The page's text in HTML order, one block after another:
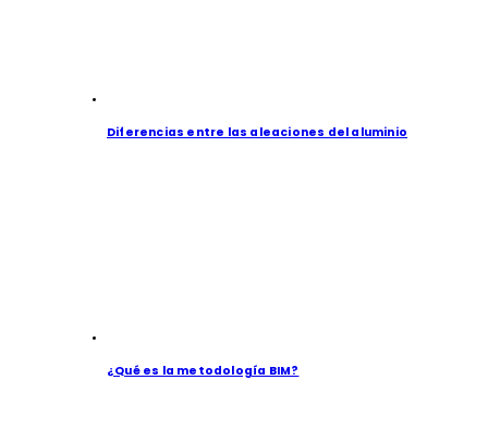
Diferencias entre las aleaciones del aluminio
¿Qué es la metodología BIM?